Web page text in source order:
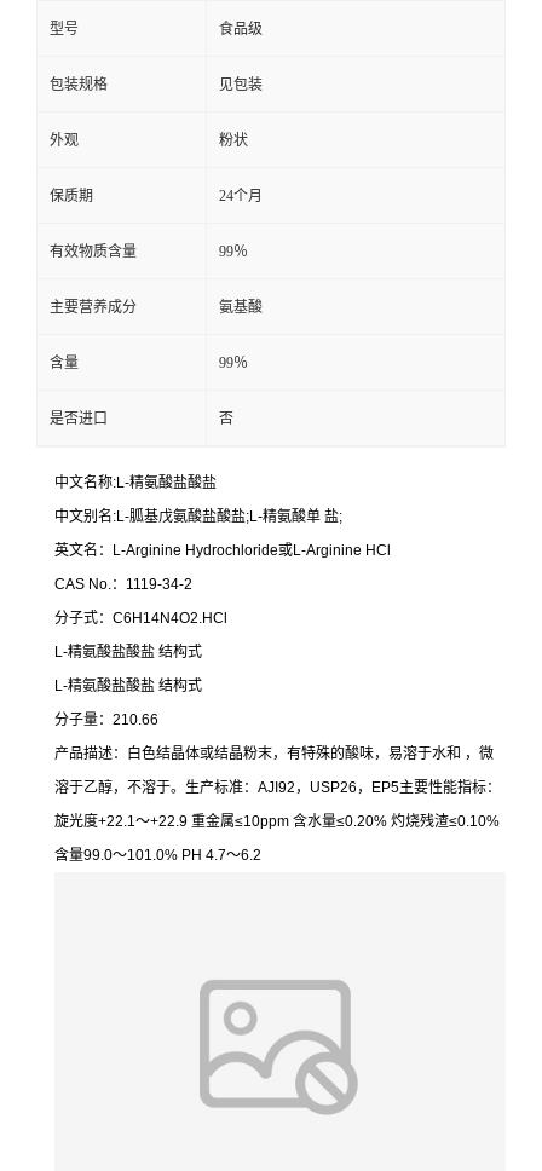
型号 食品级
包装规格 见包装
外观 粉状
保质期 24个月
有效物质含量 99％
主要营养成分 氨基酸
含量 99％
是否进口 否
中文名称:L-精氨酸盐酸盐
中文别名:L-胍基戊氨酸盐酸盐;L-精氨酸单 盐;
英文名：L-Arginine Hydrochloride或L-Arginine HCl
CAS No.：1119-34-2
分子式：C6H14N4O2.HCl
L-精氨酸盐酸盐 结构式
L-精氨酸盐酸盐 结构式
分子量：210.66
产品描述：白色结晶体或结晶粉末，有特殊的酸味，易溶于水和 ，微
溶于乙醇，不溶于。生产标准：AJI92，USP26，EP5主要性能指标：
旋光度+22.1～+22.9 重金属≤10ppm 含水量≤0.20% 灼烧残渣≤0.10%
含量99.0～101.0% PH 4.7～6.2